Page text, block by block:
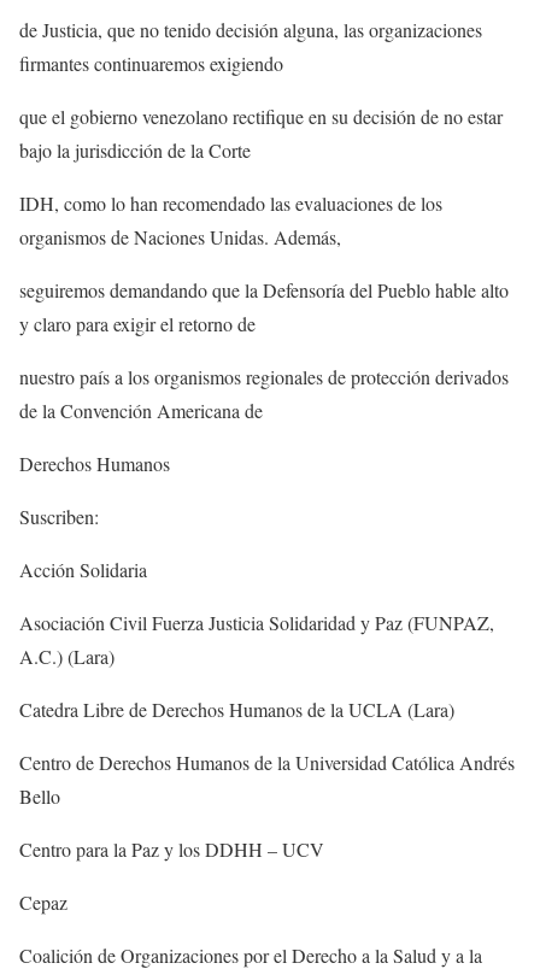
de Justicia, que no tenido decisión alguna, las organizaciones
firmantes continuaremos exigiendo
que el gobierno venezolano rectifique en su decisión de no estar
bajo la jurisdicción de la Corte
IDH, como lo han recomendado las evaluaciones de los
organismos de Naciones Unidas. Además,
seguiremos demandando que la Defensoría del Pueblo hable alto
y claro para exigir el retorno de
nuestro país a los organismos regionales de protección derivados
de la Convención Americana de
Derechos Humanos
Suscriben:
Acción Solidaria
Asociación Civil Fuerza Justicia Solidaridad y Paz (FUNPAZ,
A.C.) (Lara)
Catedra Libre de Derechos Humanos de la UCLA (Lara)
Centro de Derechos Humanos de la Universidad Católica Andrés
Bello
Centro para la Paz y los DDHH – UCV
Cepaz
Coalición de Organizaciones por el Derecho a la Salud y a la